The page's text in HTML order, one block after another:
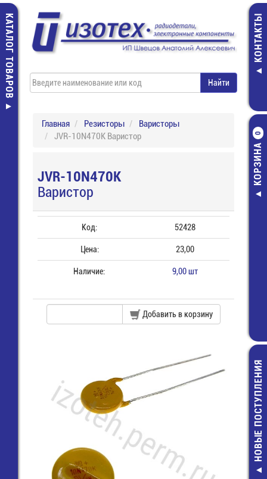
КАТАЛОГ ТОВАРОВ КОНТАКТЫ
КОРЗИНА
0
Дроссель
10 мкГн -
НОВЫЕ ПОСТУПЛЕНИЯ
Главная Резисторы
Варисторы
JVR-10N470K Варистор
JVR-10N470K
Варистор
Код: 52428
Цена: 23,00
Наличие: 9,00 шт
Добавить в корзину